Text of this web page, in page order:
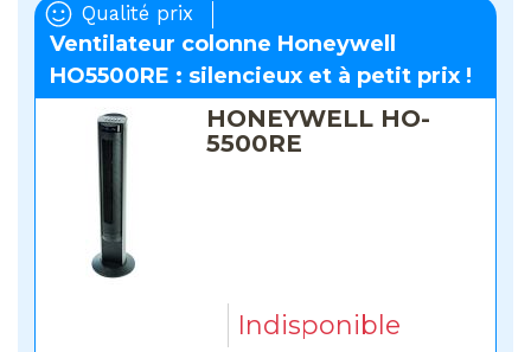
Qualité prix
Ventilateur colonne Honeywell
HO5500RE : silencieux et à petit prix !
HONEYWELL HO-
5500RE
Indisponible